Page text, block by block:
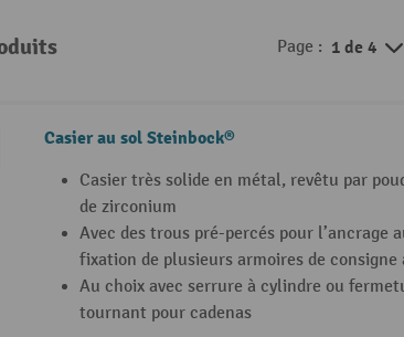
Page : 1 de 4
Casier au sol Steinbock®
Casier très solide en métal, revêtu par
de zirconium
Avec des trous pré-percés pour l’ancrage
fixation de plusieurs armoires de consigne
Au choix avec serrure à cylindre ou
tournant pour cadenas